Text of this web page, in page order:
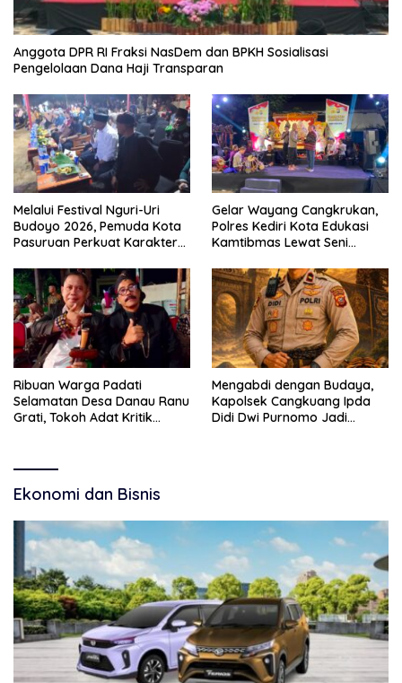
Anggota DPR RI Fraksi NasDem dan BPKH Sosialisasi
Pengelolaan Dana Haji Transparan
Melalui Festival Nguri-Uri
Budoyo 2026, Pemuda Kota
Pasuruan Perkuat Karakter
Narkoba
Gelar Wayang Cangkrukan,
Polres Kediri Kota Edukasi
Kamtibmas Lewat Seni
Ribuan Warga Padati
Selamatan Desa Danau Ranu
Grati, Tokoh Adat Kritik
Mengabdi dengan Budaya,
Kapolsek Cangkuang Ipda
Didi Dwi Purnomo Jadi
Ekonomi dan Bisnis